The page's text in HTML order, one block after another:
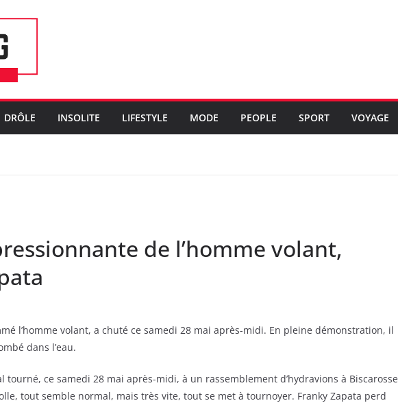
DRÔLE INSOLITE LIFESTYLE MODE PEOPLE SPORT VOYAGE
de l’homme volant,
l’homme volant, a chuté ce samedi 28 mai après-midi. En pleine démonstration, il
dans l’eau.
tourné, ce samedi 28 mai après-midi, à un rassemblement d’hydravions à Biscarosse
tout semble normal, mais très vite, tout se met à tournoyer. Franky Zapata perd